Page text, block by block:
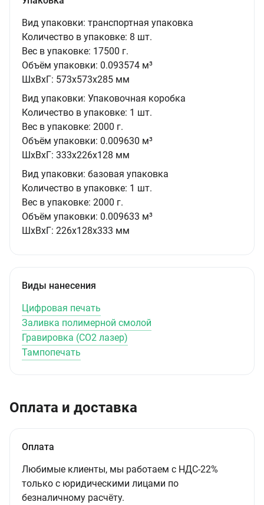
Вид упаковки: транспортная упаковка
Количество в упаковке: 8 шт.
Вес в упаковке: 17500 г.
Объём упаковки: 0.093574 м³
ШxВxГ: 573x573x285 мм
Вид упаковки: Упаковочная коробка
Количество в упаковке: 1 шт.
Вес в упаковке: 2000 г.
Объём упаковки: 0.009630 м³
ШxВxГ: 333x226x128 мм
Вид упаковки: базовая упаковка
Количество в упаковке: 1 шт.
Вес в упаковке: 2000 г.
Объём упаковки: 0.009633 м³
ШxВxГ: 226x128x333 мм
Виды нанесения
Цифровая печать
Заливка полимерной смолой
Гравировка (CO2 лазер)
Тампопечать
Оплата и доставка
Оплата
Любимые клиенты, мы работаем с НДС-22%
только с юридическими лицами по
безналичному расчёту.